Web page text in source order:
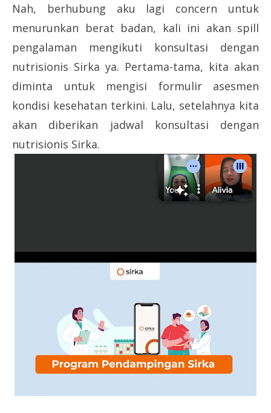
Nah, berhubung aku lagi concern untuk
menurunkan berat badan, kali ini akan spill
pengalaman mengikuti konsultasi dengan
nutrisionis Sirka ya. Pertama-tama, kita akan
diminta untuk mengisi formulir asesmen
kondisi kesehatan terkini. Lalu, setelahnya kita
akan diberikan jadwal konsultasi dengan
nutrisionis Sirka.